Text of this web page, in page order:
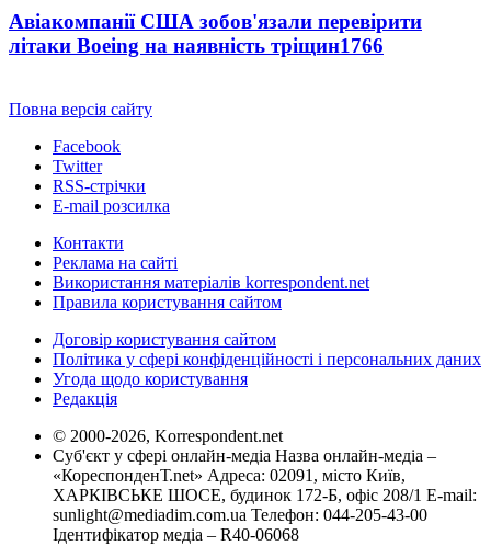
Авіакомпанії США зобов'язали перевірити
літаки Boeing на наявність тріщин1766
Повна версія сайту
Facebook
Twitter
RSS-стрічки
E-mail розсилка
Контакти
Реклама на сайті
Використання матеріалів korrespondent.net
Правила користування сайтом
Договір користування сайтом
Політика у сфері конфіденційності і персональних даних
Угода щодо користування
Редакція
© 2000-2026, Korrespondent.net
Суб'єкт у сфері онлайн-медіа Назва онлайн-медіа –
«КореспонденТ.net» Адреса: 02091, місто Київ,
ХАРКІВСЬКЕ ШОСЕ, будинок 172-Б, офіс 208/1 E-mail:
sunlight@mediadim.com.ua Телефон: 044-205-43-00
Ідентифікатор медіа – R40-06068